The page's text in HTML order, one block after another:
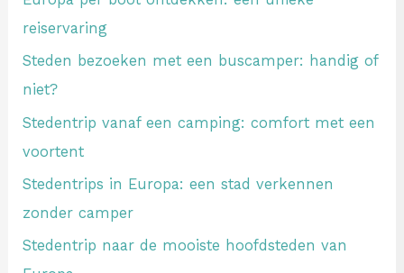
reiservaring
Steden bezoeken met een buscamper: handig of
niet?
Stedentrip vanaf een camping: comfort met een
voortent
Stedentrips in Europa: een stad verkennen
zonder camper
Stedentrip naar de mooiste hoofdsteden van